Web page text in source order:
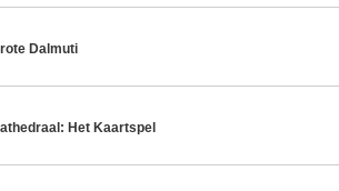
Dalmuti
Het Kaartspel